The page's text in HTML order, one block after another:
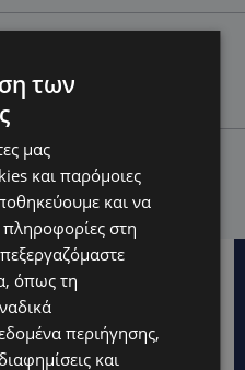
«Μεγάλη τιμή και μεγάλη
να καινοτομεί με το Arla
των
μας
και παρόμοιες
και να
στη
όπως τη
περιήγησης,
και